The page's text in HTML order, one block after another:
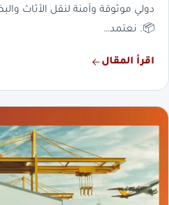
دولي موثوقة وآمنة لنقل الأثاث
📦. نعتمد…
اقرأ المقال